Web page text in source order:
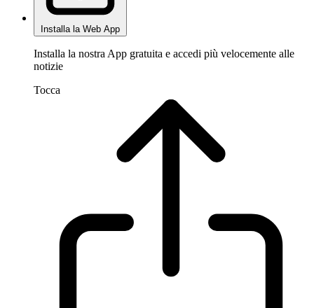
Installa la Web App
Installa la nostra App gratuita e accedi più velocemente alle
notizie
Tocca